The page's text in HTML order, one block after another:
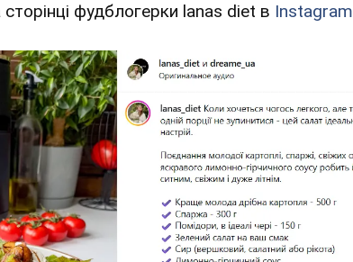
сторінці фудблогерки lanas diet в Instagram